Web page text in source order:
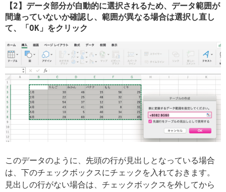
【2】データ部分が自動的に選択されるため、データ範囲が
間違っていないか確認し、範囲が異なる場合は選択し直し
て、「OK」をクリック
このデータのように、先頭の行が見出しとなっている場合
は、下のチェックボックスにチェックを入れておきます。
見出しの行がない場合は、チェックボックスを外してから